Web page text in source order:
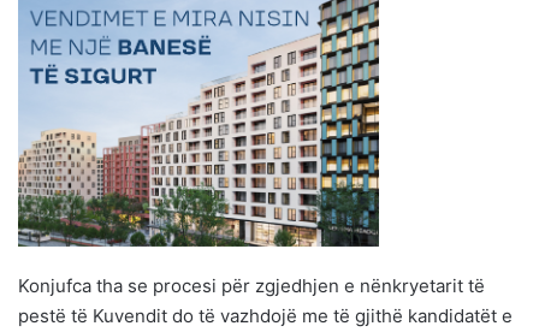
Konjufca tha se procesi për zgjedhjen e nënkryetarit të
pestë të Kuvendit do të vazhdojë me të gjithë kandidatët e